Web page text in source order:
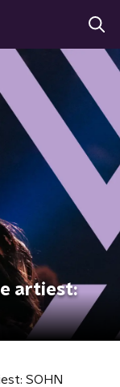
artiest:
SOHN